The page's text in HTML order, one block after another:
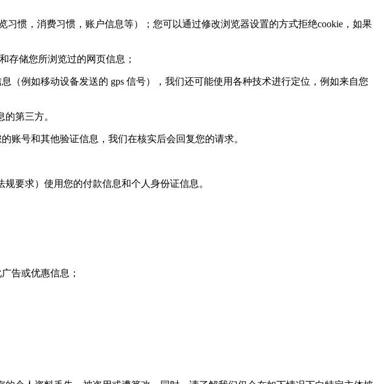
惯，消费习惯，账户信息等）；您可以通过修改浏览器设置的方式拒绝cookie，如果
储您所浏览过的网页信息；
例如移动设备发送的 gps 信号），我们还可能使用各种技术进行定位，例如来自您
第三方。
账号和其他验证信息，我们在核实后会回复您的请求。
要求）使用您的付款信息和个人身份证信息。
告或优惠信息；